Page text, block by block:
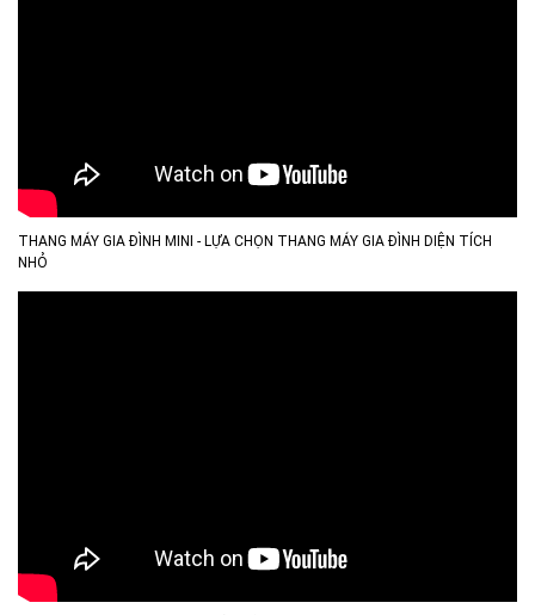
THANG MÁY GIA ĐÌNH MINI - LỰA CHỌN THANG MÁY GIA ĐÌNH DIỆN TÍCH
NHỎ